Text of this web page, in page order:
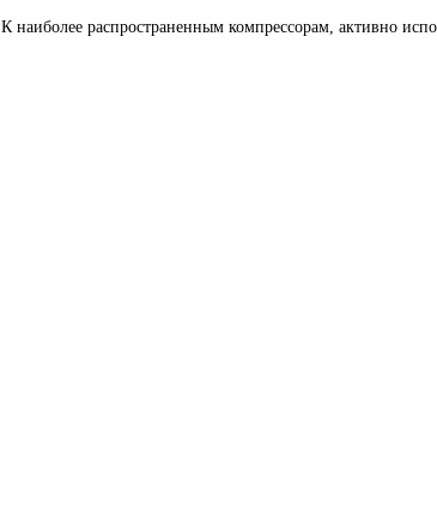
К наиболее распространенным компрессорам, активно